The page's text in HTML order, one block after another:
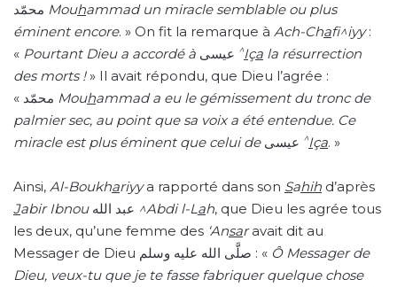
Mouhammadun miracle semblable ou plus
éminentencore. » On fit la remarque à Ach-Chafi^iyy:
« Pourtant Dieu a accordé à ^Iça la résurrection
des morts !» Il avait répondu, que Dieu l’agrée :
Mouhammada eu le gémissement du tronc de
palmier sec, au point que sa voix a été entendue. Ce
miracle est plus éminent que celui de
^Iça. »
Ainsi, Al-Boukhariyya rapporté dans son Sahih d’après
Jabir Ibnou عبد الله ^Abdi l-Lah, que Dieu les agrée tous
les deux, qu’une femme des ‘Ansaravait dit au
Messager de Dieu صلَّى الله عليه وسلم : « Ô Messager de
Dieu, veux-tu que je te fasse fabriquer quelque chose